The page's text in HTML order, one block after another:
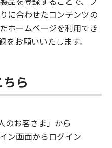
に合わせたコンテンツの
ホームページを利用でき
をお願いいたします。
ら
のお客さま」から
ン画面からログイン